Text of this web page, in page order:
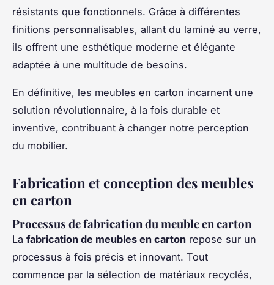
résistants que fonctionnels. Grâce à différentes
finitions personnalisables, allant du laminé au verre,
ils offrent une esthétique moderne et élégante
adaptée à une multitude de besoins.
En définitive, les meubles en carton incarnent une
solution révolutionnaire, à la fois durable et
inventive, contribuant à changer notre perception
du mobilier.
Fabrication et conception des meubles
en carton
Processus de fabrication du meuble en carton
La fabrication de meubles en carton repose sur un
processus à fois précis et innovant. Tout
commence par la sélection de matériaux recyclés,